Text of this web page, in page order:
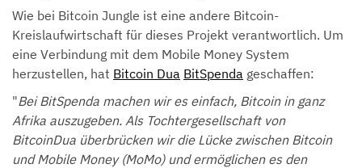
Wie bei Bitcoin Jungle ist eine andere Bitcoin-
Kreislaufwirtschaft für dieses Projekt verantwortlich. Um
eine Verbindung mit dem Mobile Money System
herzustellen, hat Bitcoin Dua BitSpenda geschaffen:
"Bei BitSpenda machen wir es einfach, Bitcoin in ganz
Afrika auszugeben. Als Tochtergesellschaft von
BitcoinDua überbrücken wir die Lücke zwischen Bitcoin
und Mobile Money (MoMo) und ermöglichen es den